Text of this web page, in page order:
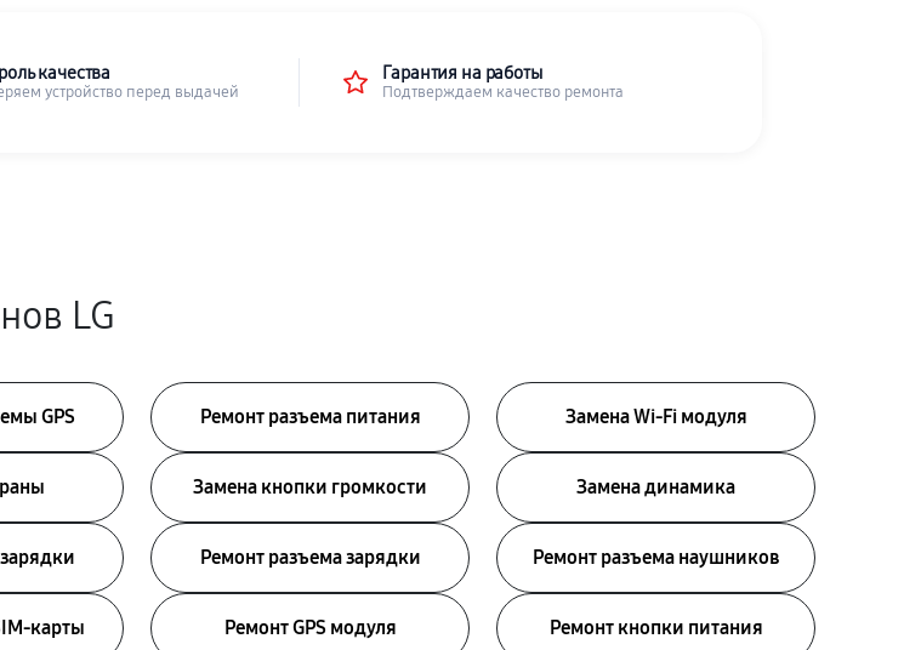
качества
устройство перед выдачей
Гарантия на работы
Подтверждаем качество ремонта
LG
GPS Ремонт разъема питания Замена Wi-Fi модуля
Замена кнопки громкости Замена динамика
Ремонт разъема зарядки Ремонт разъема наушников
карты Ремонт GPS модуля Ремонт кнопки питания